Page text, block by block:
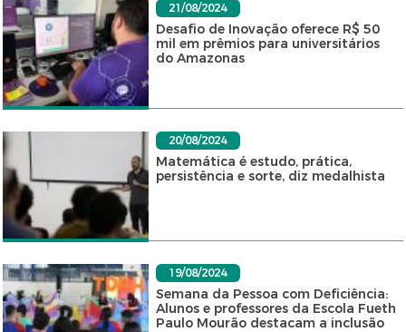
21/08/2024
Desafio de Inovação oferece R$ 50
mil em prêmios para universitários
do Amazonas
20/08/2024
Matemática é estudo, prática,
persistência e sorte, diz medalhista
19/08/2024
Semana da Pessoa com Deficiência:
Alunos e professores da Escola Fueth
Paulo Mourão destacam a inclusão